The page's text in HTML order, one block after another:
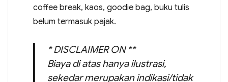
coffee break, kaos, goodie bag, buku tulis
belum termasuk pajak.
* DISCLAIMER ON **
Biaya di atas hanya ilustrasi,
sekedar merupakan indikasi/tidak